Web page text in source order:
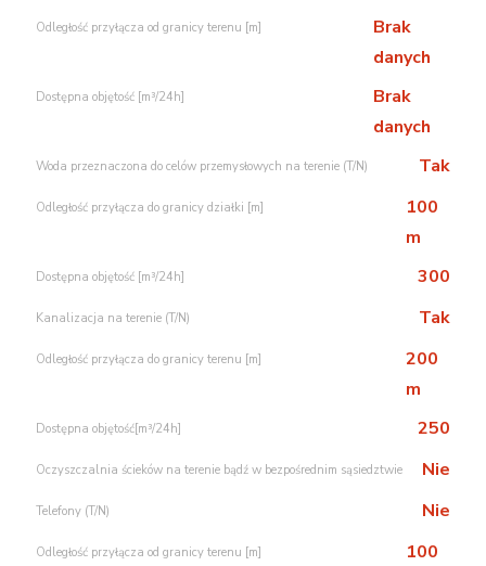
Odległość przyłącza od granicy terenu [m]
Brak
danych
Dostępna objętość [m³/24h]
Brak
danych
Woda przeznaczona do celów przemysłowych na terenie (T/N) Tak
Odległość przyłącza do granicy działki [m]
100
m
Dostępna objętość [m³/24h] 300
Kanalizacja na terenie (T/N) Tak
Odległość przyłącza do granicy terenu [m]
200
m
Dostępna objętość[m³/24h] 250
Oczyszczalnia ścieków na terenie bądź w bezpośrednim sąsiedztwie Nie
Telefony (T/N) Nie
Odległość przyłącza od granicy terenu [m]
100